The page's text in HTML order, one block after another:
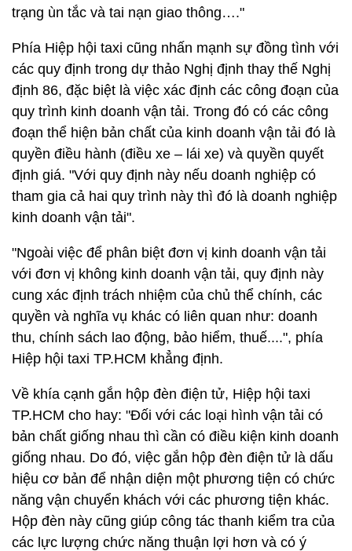
trạng ùn tắc và tai nạn giao thông…."
Phía Hiệp hội taxi cũng nhấn mạnh sự đồng tình với
các quy định trong dự thảo Nghị định thay thế Nghị
định 86, đặc biệt là việc xác định các công đoạn của
quy trình kinh doanh vận tải. Trong đó có các công
đoạn thể hiện bản chất của kinh doanh vận tải đó là
quyền điều hành (điều xe – lái xe) và quyền quyết
định giá. "Với quy định này nếu doanh nghiệp có
tham gia cả hai quy trình này thì đó là doanh nghiệp
kinh doanh vận tải".
"Ngoài việc để phân biệt đơn vị kinh doanh vận tải
với đơn vị không kinh doanh vận tải, quy định này
cung xác định trách nhiệm của chủ thể chính, các
quyền và nghĩa vụ khác có liên quan như: doanh
thu, chính sách lao động, bảo hiểm, thuế....", phía
Hiệp hội taxi TP.HCM khẳng định.
Về khía cạnh gắn hộp đèn điện tử, Hiệp hội taxi
TP.HCM cho hay: "Đối với các loại hình vận tải có
bản chất giống nhau thì cần có điều kiện kinh doanh
giống nhau. Do đó, việc gắn hộp đèn điện tử là dấu
hiệu cơ bản để nhận diện một phương tiện có chức
năng vận chuyển khách với các phương tiện khác.
Hộp đèn này cũng giúp công tác thanh kiểm tra của
các lực lượng chức năng thuận lợi hơn và có ý